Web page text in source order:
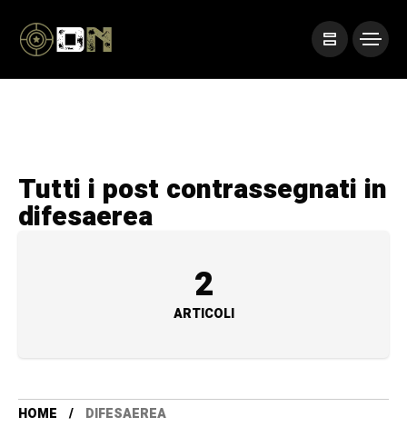
Tutti i post contrassegnati in
difesaerea
2
ARTICOLI
HOME DIFESAEREA